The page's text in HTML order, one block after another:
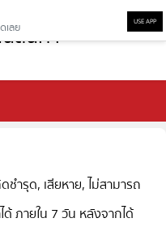
เลย
USE APP
สินค้า
ำรุด, เสียหาย, ไม่สามารถ
ภายใน 7 วัน หลังจากได้